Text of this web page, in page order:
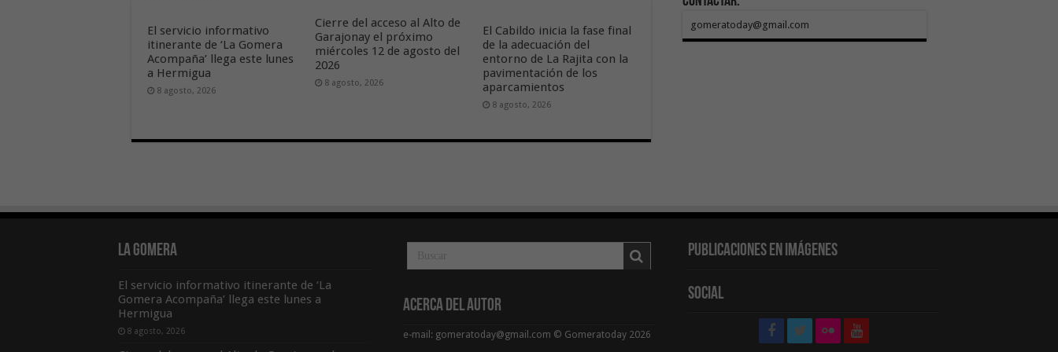
El servicio informativo
itinerante de ‘La Gomera
Acompaña’ llega este lunes
a Hermigua
8 agosto, 2026
Cierre del acceso al Alto de
Garajonay el próximo
miércoles 12 de agosto del
2026
8 agosto, 2026
El Cabildo inicia la fase final
de la adecuación del
entorno de La Rajita con la
pavimentación de los
aparcamientos
8 agosto, 2026
gomeratoday@gmail.com
La Gomera
El servicio informativo itinerante de ‘La
Gomera Acompaña’ llega este lunes a
Hermigua
8 agosto, 2026
Acerca del Autor
e-mail: gomeratoday@gmail.com © Gomeratoday 2026
Publicaciones en Imágenes
Social